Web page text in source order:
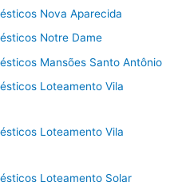
Nova Aparecida
Notre Dame
Mansões Santo Antônio
Loteamento Vila
Loteamento Vila
Loteamento Solar